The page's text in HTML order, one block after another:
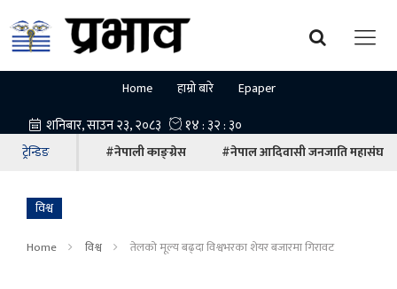
Home हाम्रो बारे Epaper
ट्रेन्डिङ #नेपाली काङ्ग्रेस #नेपाल आदिवासी जनजाति महासंघ
विश्व
Home विश्व तेलको मूल्य बढ्दा विश्वभरका शेयर बजारमा गिरावट